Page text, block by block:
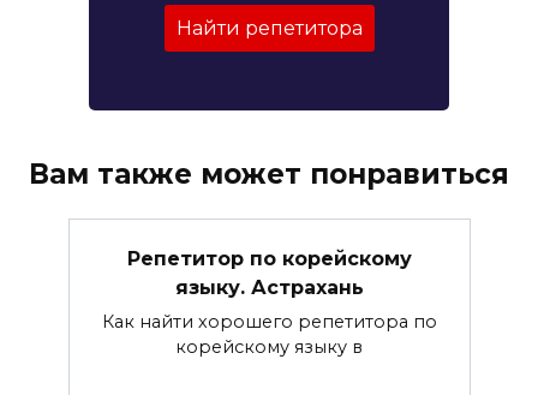
Найти репетитора
Вам также может понравиться
Репетитор по корейскому
языку. Астрахань
Как найти хорошего репетитора по
корейскому языку в